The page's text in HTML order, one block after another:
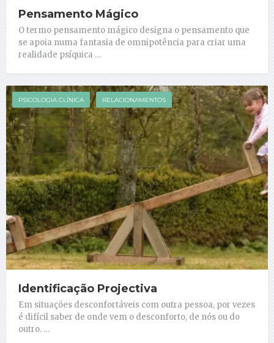
Pensamento Mágico
O termo pensamento mágico designa o pensamento que
se apoia numa fantasia de omnipotência para criar uma
realidade psíquica …
PSICOLOGIA CLÍNICA RELACIONAMENTOS
Identificação Projectiva
Em situações desconfortáveis com outra pessoa, por vezes
é difícil saber de onde vem o desconforto, de nós ou do
outro. …